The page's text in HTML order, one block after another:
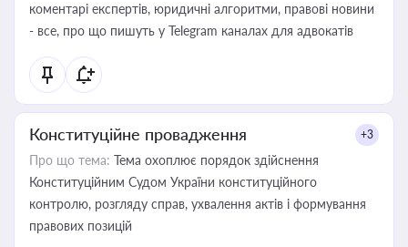
коментарі експертів, юридичні алгоритми, правові новини
- все, про що пишуть у Telegram каналах для адвокатів
Конституційне провадження +3
Про що тема: Тема охоплює порядок здійснення
Конституційним Судом України конституційного
контролю, розгляду справ, ухвалення актів і формування
правових позицій